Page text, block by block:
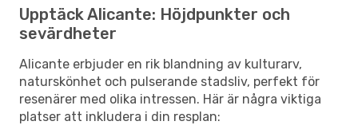
Upptäck Alicante: Höjdpunkter och
sevärdheter
Alicante erbjuder en rik blandning av kulturarv,
naturskönhet och pulserande stadsliv, perfekt för
resenärer med olika intressen. Här är några viktiga
platser att inkludera i din resplan: